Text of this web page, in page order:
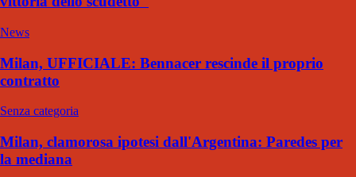
News
Milan, UFFICIALE: Bennacer rescinde il proprio
contratto
Senza categoria
Milan, clamorosa ipotesi dall'Argentina: Paredes per
la mediana